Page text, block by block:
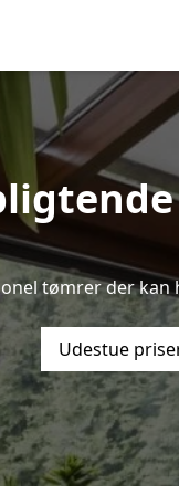
tømrer der kan
Udestue